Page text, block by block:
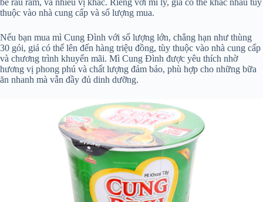
bể rau răm, và nhiều vị khác. Riêng với mì ly, giá có thể khác nhau tùy
thuộc vào nhà cung cấp và số lượng mua.
Nếu bạn mua mì Cung Đình với số lượng lớn, chẳng hạn như thùng
30 gói, giá có thể lên đến hàng triệu đồng, tùy thuộc vào nhà cung cấp
và chương trình khuyến mãi. Mì Cung Đình được yêu thích nhờ
hương vị phong phú và chất lượng đảm bảo, phù hợp cho những bữa
ăn nhanh mà vẫn đầy đủ dinh dưỡng.